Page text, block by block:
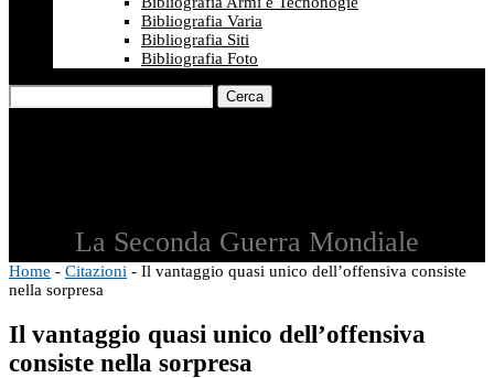
Bibliografia Varia
Bibliografia Siti
Bibliografia Foto
Cerca
La Seconda Guerra Mondiale
Home - Citazioni - Il vantaggio quasi unico dell’offensiva consiste
nella sorpresa
Il vantaggio quasi unico dell’offensiva
consiste nella sorpresa